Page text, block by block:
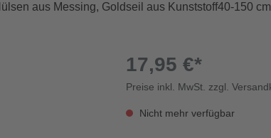
GOTs
Sale
Prym Love
aus Messing, Goldseil aus Kunststoff40-150
17,95 €*
Preise inkl. MwSt. zzgl.
Nicht mehr verfügbar